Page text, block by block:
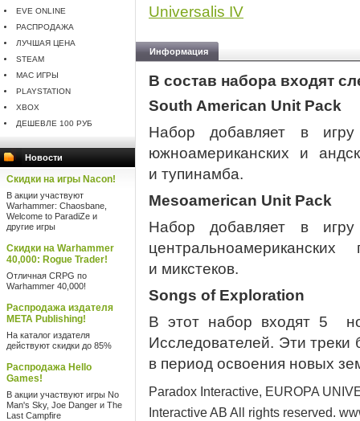
EVE ONLINE
РАСПРОДАЖА
ЛУЧШАЯ ЦЕНА
STEAM
MAC ИГРЫ
PLAYSTATION
XBOX
ДЕШЕВЛЕ 100 РУБ
Новости
Скидки на игры Nacon!
В акции участвуют
Warhammer: Chaosbane,
Welcome to ParadiZe и
другие игры
Скидки на Warhammer
40,000: Rogue Trader!
Отличная CRPG по
Warhammer 40,000!
Распродажа издателя
META Publishing!
На каталог издателя
действуют скидки до 85%
Распродажа Hello
Games!
В акции участвуют игры No
Man's Sky, Joe Danger и The
Last Campfire
Universalis IV
Информация
В состав набора входят
South American Unit Pack
Набор добавляет в
южноамериканских и
и тупинамба.
Mesoamerican Unit Pack
Набор добавляет в
и микстеков.
Songs of Exploration
В этот набор входят 5
Исследователей. Эти треки
в период освоения новых
Paradox Interactive, EUROPA
Interactive AB All rights reserved.